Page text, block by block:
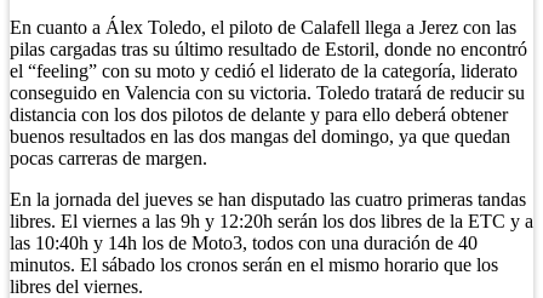
En cuanto a Álex Toledo, el piloto de Calafell llega a Jerez con las
pilas cargadas tras su último resultado de Estoril, donde no encontró
el “feeling” con su moto y cedió el liderato de la categoría, liderato
conseguido en Valencia con su victoria. Toledo tratará de reducir su
distancia con los dos pilotos de delante y para ello deberá obtener
buenos resultados en las dos mangas del domingo, ya que quedan
pocas carreras de margen.
En la jornada del jueves se han disputado las cuatro primeras tandas
libres. El viernes a las 9h y 12:20h serán los dos libres de la ETC y a
las 10:40h y 14h los de Moto3, todos con una duración de 40
minutos. El sábado los cronos serán en el mismo horario que los
libres del viernes.